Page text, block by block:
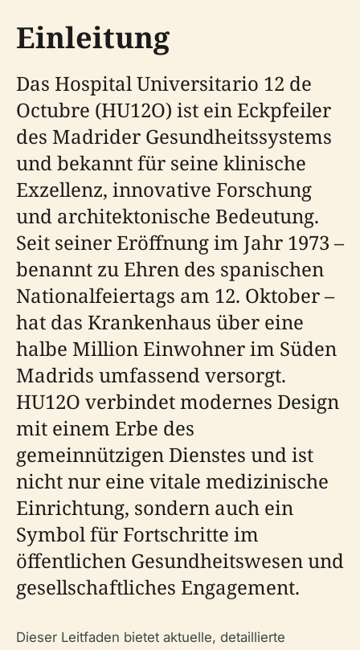
Einleitung
Das Hospital Universitario 12 de
Octubre (HU12O) ist ein Eckpfeiler
des Madrider Gesundheitssystems
und bekannt für seine klinische
Exzellenz, innovative Forschung
und architektonische Bedeutung.
Seit seiner Eröffnung im Jahr 1973 –
benannt zu Ehren des spanischen
Nationalfeiertags am 12. Oktober –
hat das Krankenhaus über eine
halbe Million Einwohner im Süden
Madrids umfassend versorgt.
HU12O verbindet modernes Design
mit einem Erbe des
gemeinnützigen Dienstes und ist
nicht nur eine vitale medizinische
Einrichtung, sondern auch ein
Symbol für Fortschritte im
öffentlichen Gesundheitswesen und
gesellschaftliches Engagement.
Dieser Leitfaden bietet aktuelle, detaillierte